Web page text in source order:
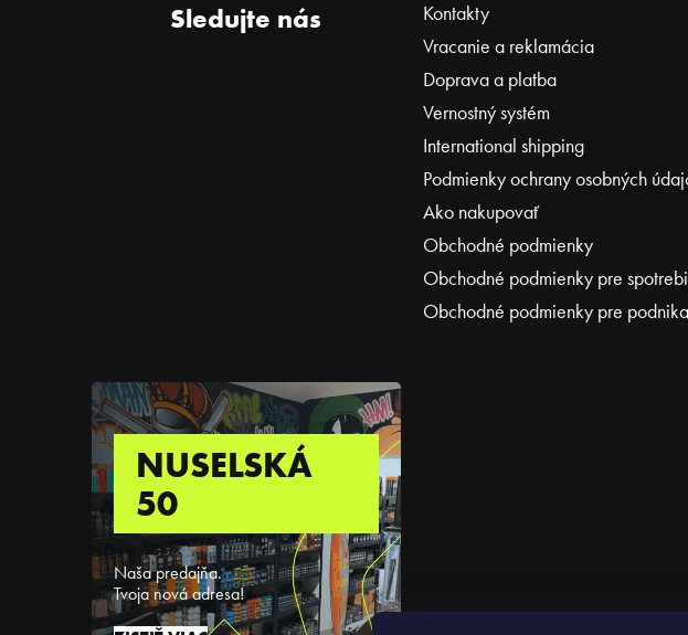
Sledujte nás
Kontakty
Vracanie a reklamácia
Doprava a platba
Vernostný systém
International shipping
Podmienky ochrany osobných
Ako nakupovať
Obchodné podmienky
Obchodné podmienky pre
Obchodné podmienky pre
NUSELSKÁ
50
Naša predajňa.
Tvoja nová adresa!